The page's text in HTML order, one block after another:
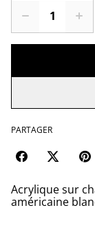
PARTAGER
Acrylique sur
américaine